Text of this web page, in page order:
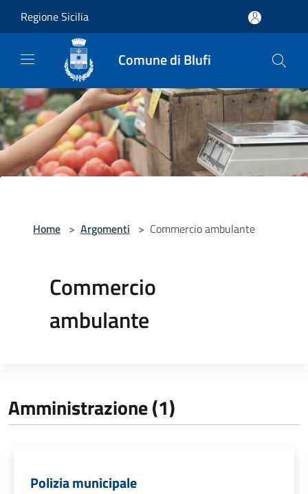
Regione Sicilia
Comune di Blufi
Home > Argomenti > Commercio ambulante
Commercio
ambulante
Amministrazione (1)
Polizia municipale